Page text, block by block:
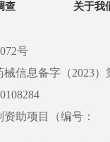
查 关于我
号
信息备字（2023）
助项目（编号：